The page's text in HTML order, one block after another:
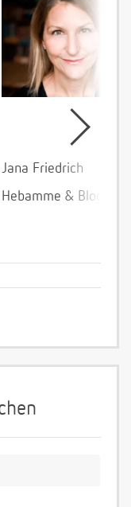
Jana Friedrich
Hebamme &